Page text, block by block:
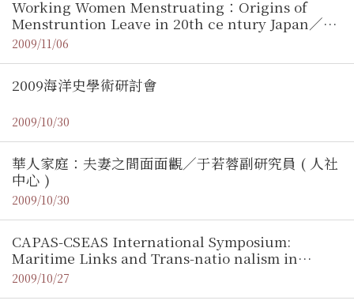
Working Women Menstruating：Origins of
Menstruntion Leave in 20th ce ntury Japan／
Prof. Izumi Nakayama(The Chinese University
of Hong Kong)
2009/11/06
2009海洋史學術研討會
2009/10/30
華人家庭：夫妻之間面面觀／于若蓉副研究員 ( 人社
中心 )
2009/10/30
CAPAS-CSEAS International Symposium:
Maritime Links and Trans-natio nalism in
Southeast Asia: Past and Present
2009/10/27